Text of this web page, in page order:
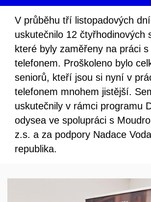
V průběhu tří listopadových
uskutečnilo 12 čtyřhodinových
které byly zaměřeny na práci
telefonem. Proškoleno bylo
seniorů, kteří jsou si nyní v
telefonem mnohem jistější.
uskutečnily v rámci programu
odysea ve spolupráci s
z.s. a za podpory Nadace
republika.